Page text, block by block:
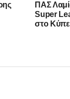
ΠΑΣ
Super
στο